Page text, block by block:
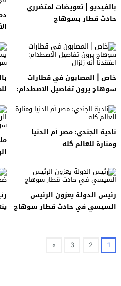
بالفيديو | تعويضات لمتضرري
حادث قطار بسوهاج
خاص | المصابون في قطارات
سوهاج يرون تفاصيل الاصطدام:
نادية الجندي: مصر أم الدنيا
ومنارة للعالم كله
رئيس الدولة يعزون الرئيس
السيسي في حادث قطار سوهاج
1
2
3
»